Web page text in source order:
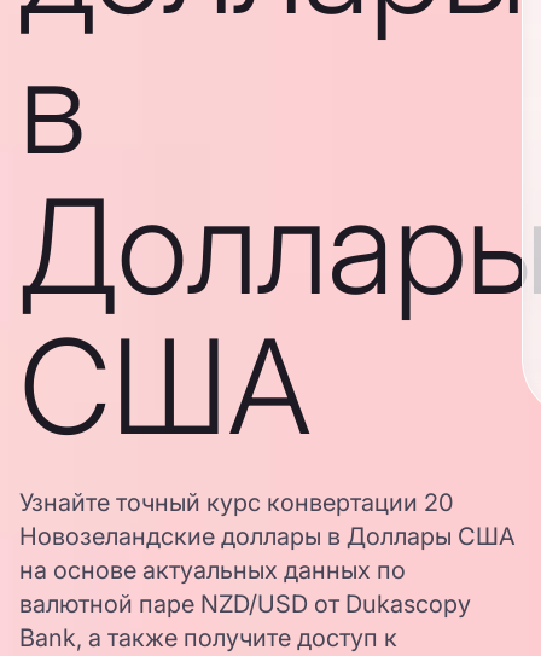
в
США
Узнайте точный курс конвертации 20
Новозеландские доллары в Доллары США
на основе актуальных данных по
валютной паре NZD/USD от Dukascopy
Bank, а также получите доступ к